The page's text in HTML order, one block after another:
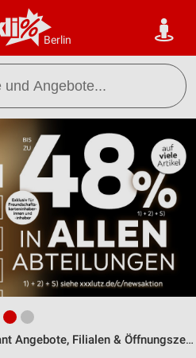
Berlin
Angebote, Filialen & Öffnungszeiten